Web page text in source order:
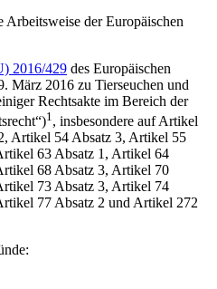
Arbeitsweise der Europäischen
2016/429 des Europäischen
März 2016 zu Tierseuchen und
Rechtsakte im Bereich der
1, insbesondere auf Artikel
Artikel 54 Absatz 3, Artikel 55
63 Absatz 1, Artikel 64
68 Absatz 3, Artikel 70
73 Absatz 3, Artikel 74
77 Absatz 2 und Artikel 272